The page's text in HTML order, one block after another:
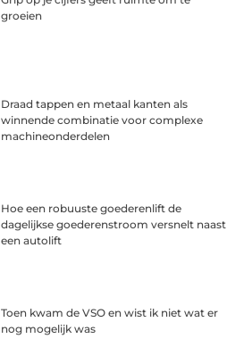
groeien
Draad tappen en metaal kanten als
winnende combinatie voor complexe
machineonderdelen
Hoe een robuuste goederenlift de
dagelijkse goederenstroom versnelt naast
een autolift
Toen kwam de VSO en wist ik niet wat er
nog mogelijk was